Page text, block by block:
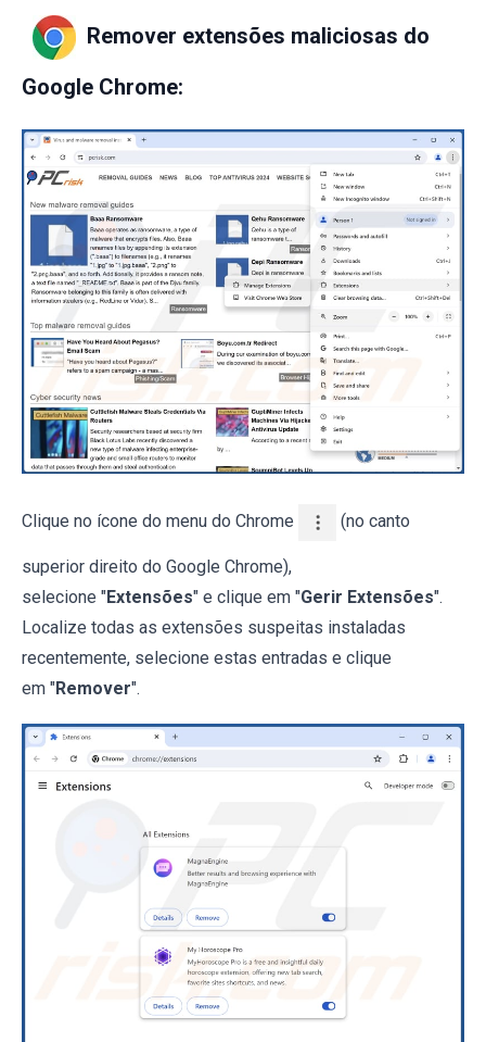
Remover extensões maliciosas do
Google Chrome:
Clique no ícone do menu do Chrome (no canto
superior direito do Google Chrome),
selecione "Extensões" e clique em "Gerir Extensões".
Localize todas as extensões suspeitas instaladas
recentemente, selecione estas entradas e clique
em "Remover".